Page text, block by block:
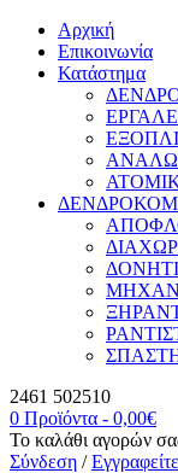
Αρχική
Επικοινωνία
Κατάστημα
2461 502510
0 Προϊόντα - 0,00€
Το καλάθι αγορών
Σύνδεση /Εγγραφείτε